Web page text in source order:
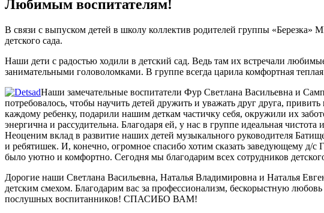
Любимым воспитателям!
В связи с выпуском детей в школу коллектив родителей группы
детского сада.
Наши дети с радостью ходили в детский сад. Ведь там их встречали
занимательными головоломками. В группе всегда царила комфортная
Наши замечательные воспитатели Фур Светлана Васильевна и
потребовалось, чтобы научить детей дружить и уважать друг друга,
каждому ребенку, подарили нашим деткам частичку себя, окружили их
энергична и рассудительна. Благодаря ей, у нас в группе идеальная
Неоценим вклад в развитие наших детей музыкального руководителя
и ребятишек. И, конечно, огромное спасибо хотим сказать заведующему
было уютно и комфортно. Сегодня мы благодарим всех сотрудников
Дорогие наши Светлана Васильевна, Наталья Владимировна и Наталья
детским смехом. Благодарим вас за профессионализм, бескорыстную
послушных воспитанников! СПАСИБО ВАМ!